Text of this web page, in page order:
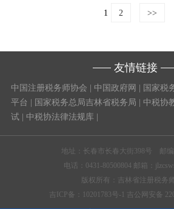
1 2 >>
友情链接
中国注册税务师协会 中国政府网 国家税
平台
国家税务总局吉林省税务局 中税协
试
中税协法律法规库
地址：长春市长春大街398号 邮
电话：0431-80500804 邮箱：
版权所有：吉林省注册税务
吉ICP备：10201783号-1 吉公网安备